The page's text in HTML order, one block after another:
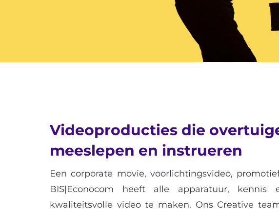
Videoproducties die
meeslepen en instrueren
Een corporate movie, voorlichtingsvideo,
BIS|Econocom heeft alle apparatuur,
kwaliteitsvolle video te maken. Ons Creative